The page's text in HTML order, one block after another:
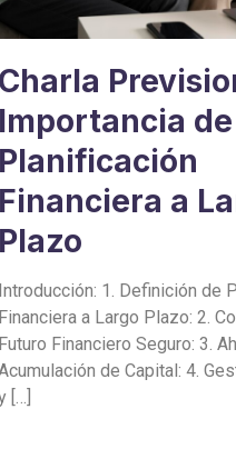
Charla
Importancia
Planificación
Financiera a
Plazo
Introducción: 1. Definición de
Financiera a Largo Plazo: 2.
Futuro Financiero Seguro: 3.
de Capital: 4.
[…]